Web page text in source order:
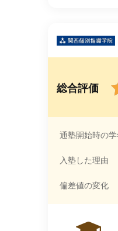
総合評価
通塾開始時の
入塾した理由
偏差値の変化